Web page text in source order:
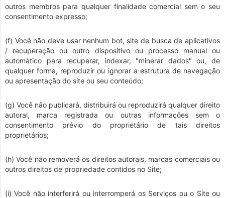
outros membros para qualquer finalidade comercial sem o seu
consentimento expresso;
(f) Você não deve usar nenhum bot, site de busca de aplicativos
/ recuperação ou outro dispositivo ou processo manual ou
automático para recuperar, indexar, "minerar dados" ou, de
qualquer forma, reproduzir ou ignorar a estrutura de navegação
ou apresentação do site ou seu conteúdo;
(g) Você não publicará, distribuirá ou reproduzirá qualquer direito
autoral, marca registrada ou outras informações sem o
consentimento prévio do proprietário de tais direitos
proprietários;
(h) Você não removerá os direitos autorais, marcas comerciais ou
outros direitos de propriedade contidos no Site;
(i) Você não interferirá ou interromperá os Serviços ou o Site ou